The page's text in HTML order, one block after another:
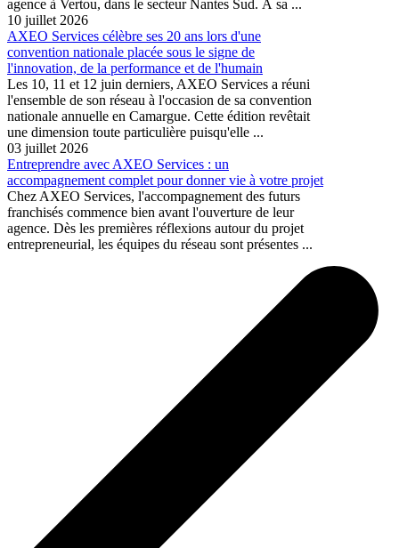
agence à Vertou, dans le secteur Nantes Sud. À sa ...
10 juillet 2026
AXEO Services célèbre ses 20 ans lors d'une
convention nationale placée sous le signe de
l'innovation, de la performance et de l'humain
Les 10, 11 et 12 juin derniers, AXEO Services a réuni
l'ensemble de son réseau à l'occasion de sa convention
nationale annuelle en Camargue. Cette édition revêtait
une dimension toute particulière puisqu'elle ...
03 juillet 2026
Entreprendre avec AXEO Services : un
accompagnement complet pour donner vie à votre projet
Chez AXEO Services, l'accompagnement des futurs
franchisés commence bien avant l'ouverture de leur
agence. Dès les premières réflexions autour du projet
entrepreneurial, les équipes du réseau sont présentes ...